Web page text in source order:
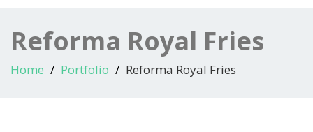
Reforma Royal Fries
Home Portfolio Reforma Royal Fries